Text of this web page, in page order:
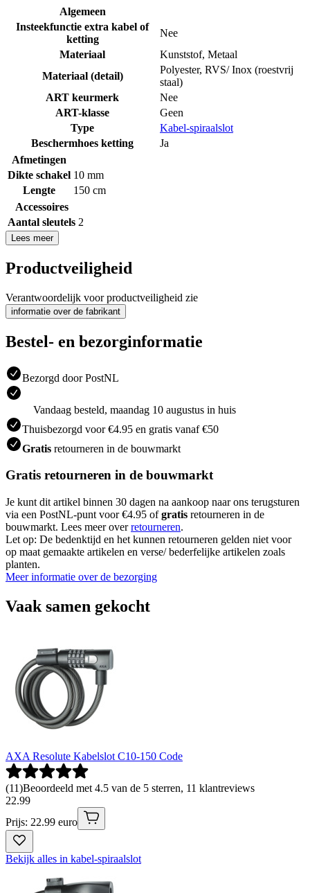
Algemeen
Insteekfunctie extra kabel of
ketting
Nee
Materiaal
Kunststof, Metaal
Materiaal (detail)
Polyester, RVS/ Inox (roestvrij
staal)
ART keurmerk
Nee
ART-klasse
Geen
Type
Kabel-spiraalslot
Beschermhoes ketting
Ja
Afmetingen
Dikte schakel 10 mm
Lengte
150 cm
Accessoires
Aantal sleutels 2
Lees meer
Productveiligheid
Verantwoordelijk voor productveiligheid zie
informatie over de fabrikant
Bestel- en bezorginformatie
Bezorgd door PostNL
Vandaag besteld, maandag 10 augustus in huis
Thuisbezorgd voor €4.95 en gratis vanaf €50
Gratis retourneren in de bouwmarkt
Gratis retourneren in de bouwmarkt
Je kunt dit artikel binnen 30 dagen na aankoop naar ons terugsturen
via een PostNL-punt voor €4.95 ofgratis retourneren in de
bouwmarkt. Lees meer overretourneren.
Let op: De bedenktijd en het kunnen retourneren gelden niet voor
op maat gemaakte artikelen en verse/ bederfelijke artikelen zoals
planten.
Meer informatie over de bezorging
Vaak samen gekocht
AXA Resolute Kabelslot C10-150 Code
(11)Beoordeeld met 4.5 van de 5 sterren, 11 klantreviews
22.99
Prijs: 22.99 euro
Bekijk alles in kabel-spiraalslot